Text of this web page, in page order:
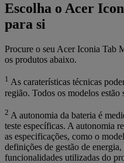
Escolha o Acer
para si
Procure o seu Acer Iconia Tab
os produtos abaixo.
1 As caraterísticas técnicas
região. Todos os modelos
2 A autonomia da bateria é
teste específicas. A autonomia
as especificações, como o
definições de gestão de
funcionalidades utilizadas do